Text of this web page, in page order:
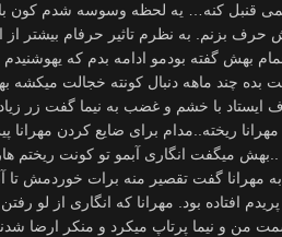
کمی قنبل کنه… یه لحظه وسوسه شدم کون
بزنم. به نظرم تاثیر حرفام بیشتر
گفته بودمو ادامه بدم که یهوشنیدم
ریخته..مدام برای ضایع کردن مهرانا
افتاده بود. مهرانا که انگاری از لو